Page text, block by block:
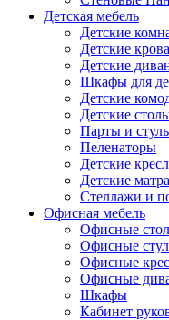
Детская мебель
Детские
Детские
Детские
Шкафы для
Детские
Детские
Парты и
Пеленаторы
Детские
Детские
Стеллажи и
Офисная мебель
Офисные
Офисные
Офисные
Офисные
Шкафы
Кабинет